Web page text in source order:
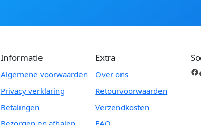
Informatie
Algemene voorwaarden
Privacy verklaring
Betalingen
Extra
Over ons
Retourvoorwaarden
Verzendkosten
Facebook